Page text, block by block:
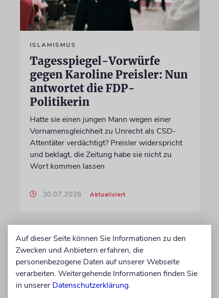
ISLAMISMUS
Tagesspiegel-Vorwürfe
gegen Karoline Preisler: Nun
antwortet die FDP-
Politikerin
Hatte sie einen jungen Mann wegen einer
Vornamensgleichheit zu Unrecht als CSD-
Attentäter verdächtigt? Preisler widerspricht
und beklagt, die Zeitung habe sie nicht zu
Wort kommen lassen
30.07.2026 Aktualisiert
Auf dieser Seite können Sie Informationen zu den
Zwecken und Anbietern erfahren, die
personenbezogene Daten auf unserer Webseite
verarbeiten. Weitergehende Informationen finden Sie
in unserer Datenschutzerklärung.